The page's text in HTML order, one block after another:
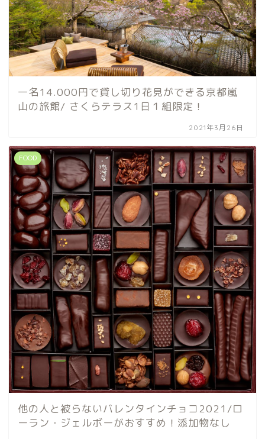
一名14.000円で貸し切り花見ができる京都嵐
山の旅館/ さくらテラス1日１組限定！
2021年3月26日
FOOD
他の人と被らないバレンタインチョコ2021/ロ
ーラン・ジェルボーがおすすめ！添加物なし